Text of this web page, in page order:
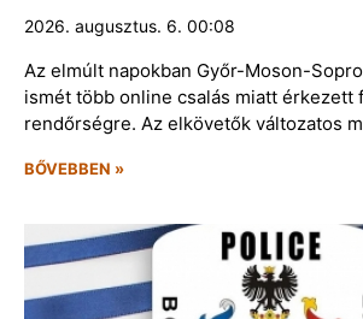
2026. augusztus. 6. 00:08
Az elmúlt napokban Győr-Moson-
ismét több online csalás miatt érkezett
rendőrségre. Az elkövetők változatos
BŐVEBBEN »